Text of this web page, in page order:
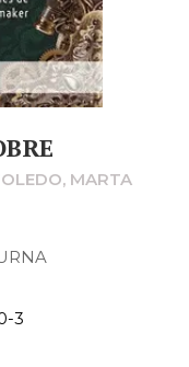
MARTA
3